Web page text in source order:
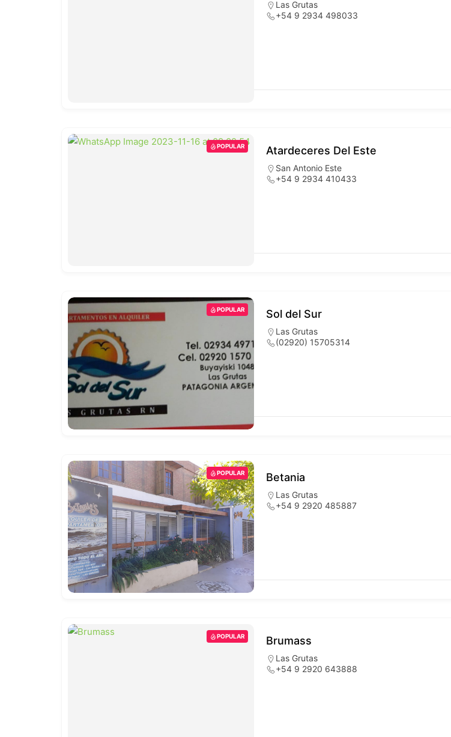
Las Grutas
+54 9 2934 498033
POPULAR Atardeceres Del Este
San Antonio Este
+54 9 2934 410433
POPULAR Sol del Sur
Las Grutas
(02920) 15705314
POPULAR Betania
Las Grutas
+54 9 2920 485887
POPULAR Brumass
Las Grutas
+54 9 2920 643888